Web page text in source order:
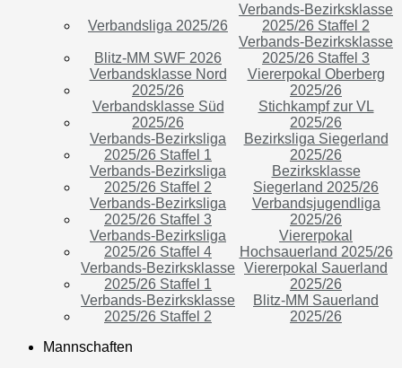
Verbandsliga 2025/26
Verbands-Bezirksklasse
2025/26 Staffel 2
Blitz-MM SWF 2026
Verbands-Bezirksklasse
2025/26 Staffel 3
Verbandsklasse Nord
2025/26
Viererpokal Oberberg
2025/26
Verbandsklasse Süd
2025/26
Stichkampf zur VL
2025/26
Verbands-Bezirksliga
2025/26 Staffel 1
Bezirksliga Siegerland
2025/26
Verbands-Bezirksliga
2025/26 Staffel 2
Bezirksklasse
Siegerland 2025/26
Verbands-Bezirksliga
2025/26 Staffel 3
Verbandsjugendliga
2025/26
Verbands-Bezirksliga
2025/26 Staffel 4
Viererpokal
Hochsauerland 2025/26
Verbands-Bezirksklasse
2025/26 Staffel 1
Viererpokal Sauerland
2025/26
Verbands-Bezirksklasse
2025/26 Staffel 2
Blitz-MM Sauerland
2025/26
Mannschaften